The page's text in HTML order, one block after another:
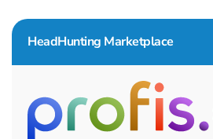
HeadHunting Marketplace